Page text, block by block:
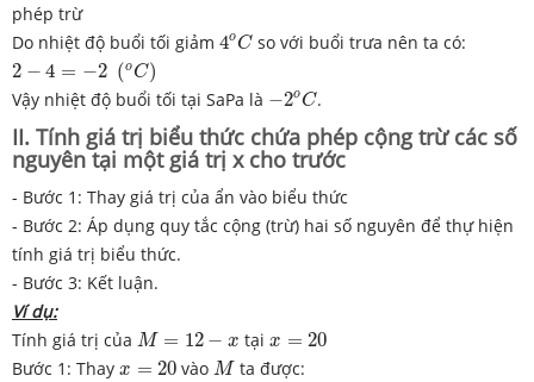
phép trừ
Do nhiệt độ buổi tối giảm 4oC
4oCso với buổi trưa nên ta có:
2 − 4 = −2 (oC)
2 = − oC )
Vậy nhiệt độ buổi tối tại SaPa là −2oC
2oC.
II. Tính giá trị biểu thức chứa phép cộng trừ các số
nguyên tại một giá trị x cho trước
- Bước 1: Thay giá trị của ẩn vào biểu thức
- Bước 2: Áp dụng quy tắc cộng (trừ) hai số nguyên để thự hiện
tính giá trị biểu thức.
- Bước 3: Kết luận.
Ví dụ:
Tính giá trị của M = 12 − x
M= 12−x tạix = 20
x =20
Bước 1: Thay x = 20
x =20 vàoM
Mta được: